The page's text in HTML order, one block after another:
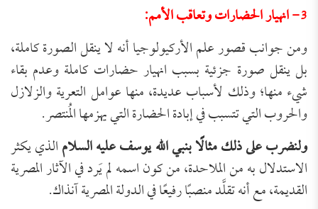
3- انهيار الحضارات وتعاقب الأمم:
ومن جوانب قصور علم الأركيولوجيا أنه لا ينقل الصورة كاملة،
بل ينقل صورة جزئية بسبب انهيار حضارات كاملة وعدم بقاء
شيء منها؛ وذلك لأسباب عديدة، منها عوامل التعرية والزلازل
والحروب التي تتسبب في إبادة الحضارة التي يهزمها المُنتصر.
ولنضرب على ذلك مثالًا بنبي الله يوسف عليه السلامالذي يكثر
الاستدلال به من الملاحدة، من كون اسمه لم يَرد في الآثار المصرية
القديمة، مع أنه تقلَّد منصبًا رفيعًا في الدولة المصرية آنذاك.